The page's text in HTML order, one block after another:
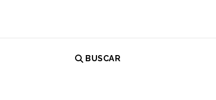
BUSCAR